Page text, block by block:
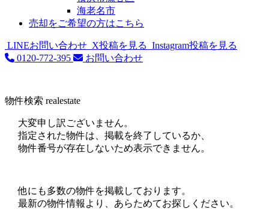
海老名市
売却をご希望の方はこちら
LINEお問い合わせ X投稿を見る Instagram投稿を見る
0120-772-395
お問い合わせ
物件検索 realestate
大変申し訳ございません。
指定された物件は、掲載を終了しているか、
物件番号が存在しないため表示できません。
他にも多数の物件を掲載しております。
最新の物件情報より、あらためてお探しください。